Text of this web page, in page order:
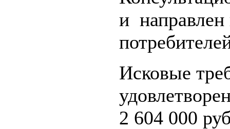
и направлен
Исковые
2 604 000